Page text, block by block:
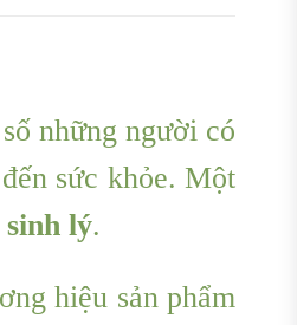
những người có
sức khỏe. Một
sinh lý.
hiệu sản phẩm